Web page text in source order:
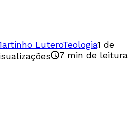
LuteroTeologia1 de
7 min de leitura